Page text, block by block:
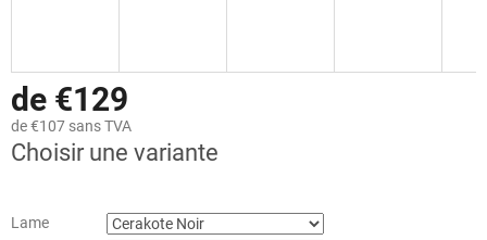
de €129
de €107 sans TVA
Choisir une variante
Lame